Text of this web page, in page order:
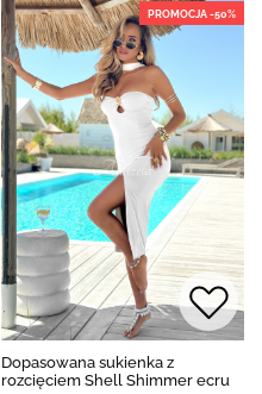
PROMOCJA -50%
Dopasowana sukienka z
rozcięciem Shell Shimmer ecru